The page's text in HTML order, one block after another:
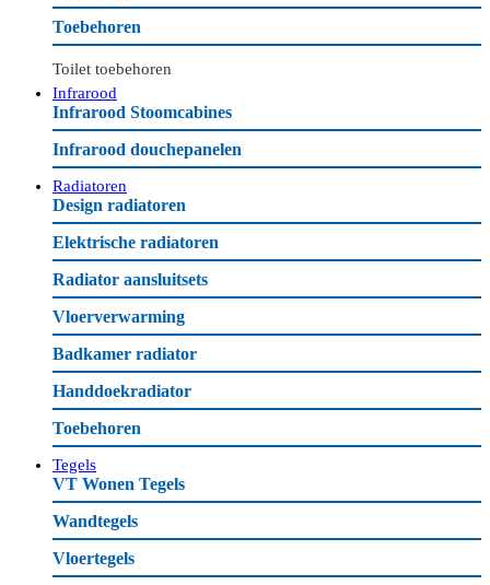
Toebehoren
Toilet toebehoren
Infrarood
Infrarood Stoomcabines
Infrarood douchepanelen
Radiatoren
Design radiatoren
Elektrische radiatoren
Radiator aansluitsets
Vloerverwarming
Badkamer radiator
Handdoekradiator
Toebehoren
Tegels
VT Wonen Tegels
Wandtegels
Vloertegels